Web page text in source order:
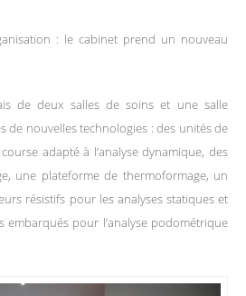
: le cabinet prend un nouveau
de deux salles de soins et une salle
de nouvelles technologies : des unités de
adapté à l’analyse dynamique, des
une plateforme de thermoformage, un
résistifs pour les analyses statiques et
embarqués pour l’analyse podométrique